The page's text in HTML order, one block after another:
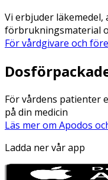
Vi erbjuder läkemedel,
förbrukningsmaterial
För vårdgivare och
För vårdens patienter
på din medicin
Läs mer om Apodos
Ladda ner vår app